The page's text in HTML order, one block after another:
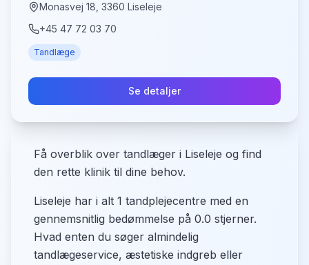
Monasvej 18, 3360 Liseleje
+45 47 72 03 70
Tandlæge
Se detaljer
Få overblik over tandlæger i Liseleje og find
den rette klinik til dine behov.
Liseleje har i alt 1 tandplejecentre med en
gennemsnitlig bedømmelse på 0.0 stjerner.
Hvad enten du søger almindelig
tandlægeservice, æstetiske indgreb eller